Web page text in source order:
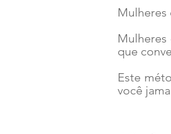
Mulheres
que
Este
você